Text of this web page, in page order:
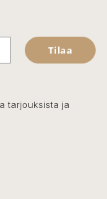
Tilaa
tarjouksista ja